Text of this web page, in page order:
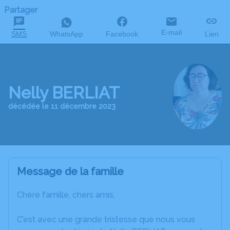
Partager
SMS WhatsApp Facebook E-mail Lien
Nelly BERLIAT
décédée le 11 décembre 2023
Message de la famille
Chère famille, chers amis,
C’est avec une grande tristesse que nous vous